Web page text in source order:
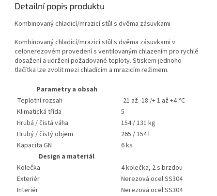
Detailní popis produktu
Kombinovaný chladicí/mrazicí stůl s dvěma zásuvkami
Kombinovaný chladicí/mrazicí stůl s dvěma zásuvkami v
celonerezovém provedení s ventilovaným chlazením pro rychlé
dosažení a udržení požadované teploty. Stiskem jednoho
tlačítka lze zvolit mezi chladicím a mrazicím režimem.
Parametry a obsah
Teplotní rozsah
-21 až -18 /+ 1 až +4 °C
Klimatická třída
5
Hrubá / čistá váha
154 / 131 kg
Hrubý / čistý objem
265 / 154 l
Kapacita GN
6 ks
Design a materiál
Kolečka
4 kolečka, 2 s brzdou
Exteriér
Nerezová ocel SS304
Interiér
Nerezová ocel SS304